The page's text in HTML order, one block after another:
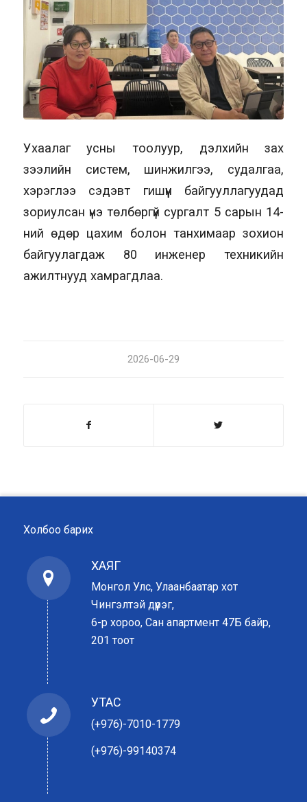
Ухаалаг усны тоолуур, дэлхийн зах
зээлийн систем, шинжилгээ, судалгаа,
хэрэглээ сэдэвт гишүүн байгууллагуудад
зориулсан үнэ төлбөргүй сургалт 5 сарын 14-
ний өдөр цахим болон танхимаар зохион
байгуулагдаж 80 инженер техникийн
ажилтнууд хамрагдлаа.
2026-06-29
Холбоо барих
ХАЯГ
Монгол Улс, Улаанбаатар хот
Чингэлтэй дүүрэг,
6-р хороо, Сан апартмент 47Б байр,
201 тоот
УТАС
(+976)-7010-1779
(+976)-99140374